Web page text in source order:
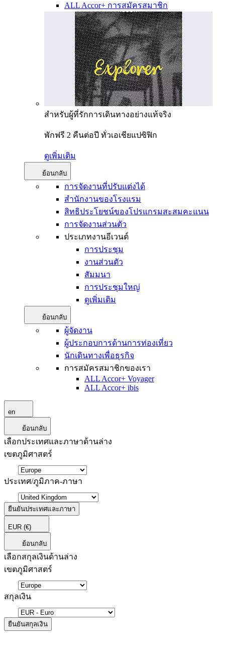
ALL Accor+ การสมัครสมาชิก
สำหรับผู้ที่รักการเดินทางอย่างแท้จริง
พักฟรี 2 คืนต่อปี ทั่วเอเชียแปซิฟิก
ดูเพิ่มเติม
ย้อนกลับ
การจัดงานที่ปรับแต่งได้
สำนักงานของโรงแรม
สิทธิประโยชน์ของโปรแกรมสะสมคะแนน
การจัดงานส่วนตัว
ประเภทงานอีเวนต์
การประชุม
งานส่วนตัว
สัมมนา
การประชุมใหญ่
ดูเพิ่มเติม
ย้อนกลับ
ผู้จัดงาน
ผู้ประกอบการด้านการท่องเที่ยว
นักเดินทางเพื่อธุรกิจ
การสมัครสมาชิกของเรา
ALL Accor+ Voyager
ALL Accor+ ibis
en
ย้อนกลับ
เลือกประเทศและภาษาด้านล่าง
เขตภูมิศาสตร์
ประเทศ/ภูมิภาค-ภาษา
ยืนยันประเทศและภาษา
EUR (€)
ย้อนกลับ
เลือกสกุลเงินด้านล่าง
เขตภูมิศาสตร์
สกุลเงิน
ยืนยันสกุลเงิน